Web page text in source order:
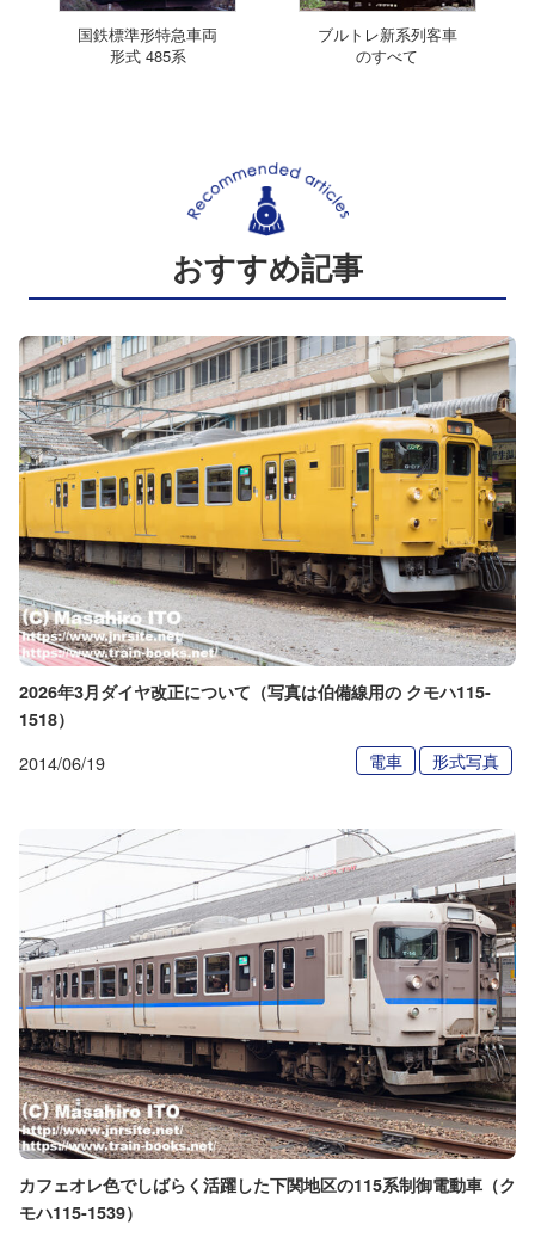
国鉄標準形特急車両
形式 485系
ブルトレ新系列客車
のすべて
おすすめ記事
2026年3月ダイヤ改正について（写真は伯備線用の クモハ115-
1518）
2014/06/19 電車 形式写真
カフェオレ色でしばらく活躍した下関地区の115系制御電動車（ク
モハ115-1539）